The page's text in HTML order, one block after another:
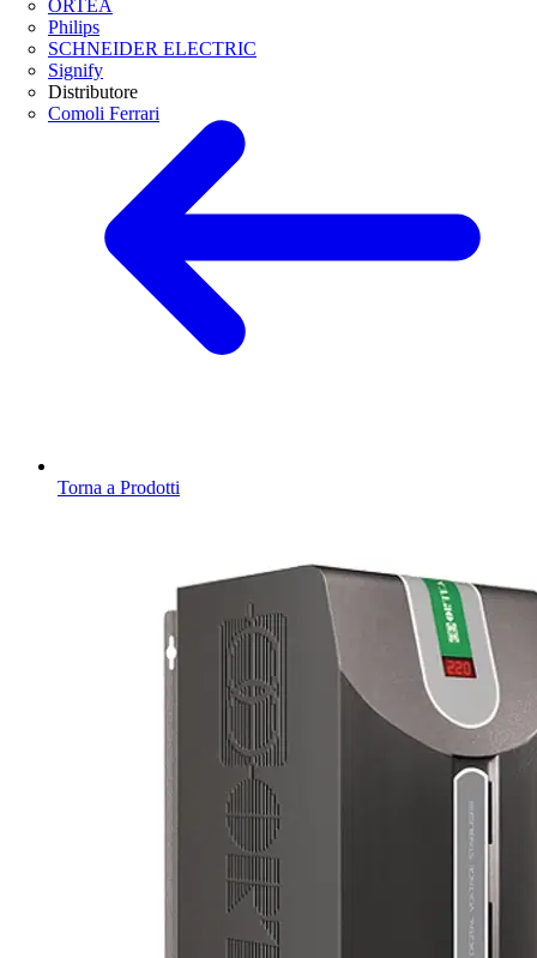
ORTEA
Philips
SCHNEIDER ELECTRIC
Signify
Distributore
Comoli Ferrari
Torna a Prodotti